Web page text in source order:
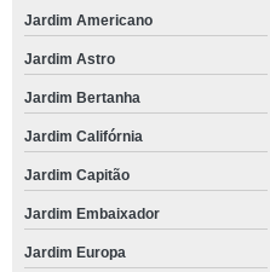
Jardim Americano
Jardim Astro
Jardim Bertanha
Jardim Califórnia
Jardim Capitão
Jardim Embaixador
Jardim Europa